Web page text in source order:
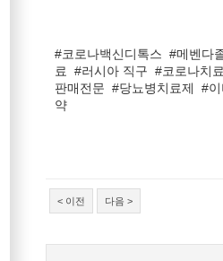
#코로나백신디톡스 #메벤다
료 #러시아 직구 #코로나치
판매전문 #당뇨병치료제
#
약
< 이전 다음 >